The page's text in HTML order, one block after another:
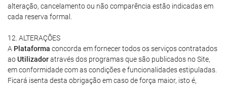
alteração, cancelamento ou não comparência estão indicadas em
cada reserva formal.
12. ALTERAÇÕES
A Plataforma concorda em fornecer todos os serviços contratados
aoUtilizadoratravés dos programas que são publicados no Site,
em conformidade com as condições e funcionalidades estipuladas.
Ficará isenta desta obrigação em caso de força maior, isto é,